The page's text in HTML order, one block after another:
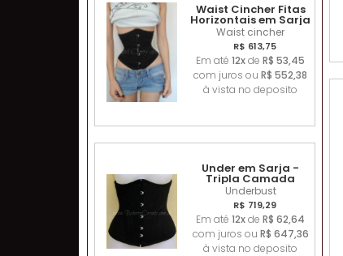
Waist Cincher Fitas
Horizontais em Sarja
Waist cincher
R$ 613,75
Em até12xdeR$ 53,45
com juros ouR$ 552,38
à vista no deposito
Under em Sarja -
Tripla Camada
Underbust
R$ 719,29
Em até12xdeR$ 62,64
com juros ou R$ 647,36
à vista no deposito